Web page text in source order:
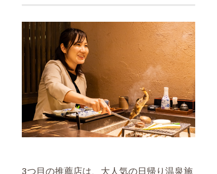
3つ目の推薦店は、大人気の日帰り温泉施